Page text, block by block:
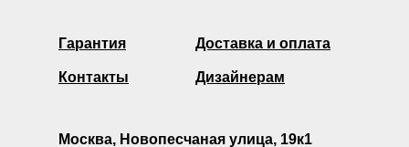
Дизайнерам
Доставка и оплата
Москва, Новопесчаная улица, 19к1
Гарантия
Контакты